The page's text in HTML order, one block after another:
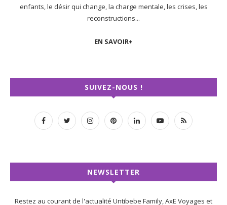
enfants, le désir qui change, la charge mentale, les crises, les
reconstructions...
EN SAVOIR+
SUIVEZ-NOUS !
NEWSLETTER
Restez au courant de l'actualité Untibebe Family, AxE Voyages et